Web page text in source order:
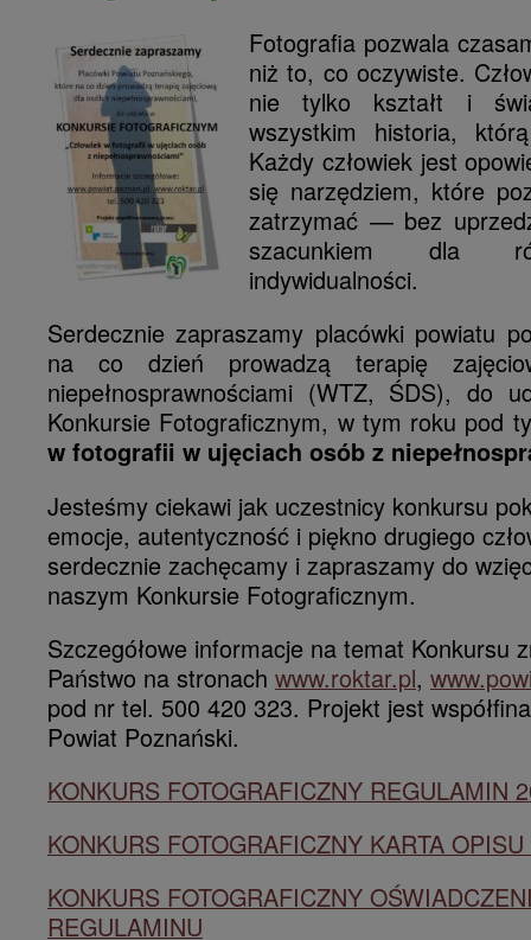
Fotografia pozwala
niż to, co oczywiste.
nie tylko kształt i
wszystkim historia,
Każdy człowiek jest
się narzędziem, które
zatrzymać — bez
szacunkiem dla
indywidualności.
Serdecznie zapraszamy placówki powiatu
na co dzień prowadzą terapię
niepełnosprawnościami (WTZ, ŚDS), do
Konkursie Fotograficznym, w tym roku pod
w fotografii w ujęciach osób z
Jesteśmy ciekawi jak uczestnicy konkursu
emocje, autentyczność i piękno drugiego
serdecznie zachęcamy i zapraszamy do
naszym Konkursie Fotograficznym.
Szczegółowe informacje na temat Konkursu
Państwo na stronach www.roktar.pl,
pod nr tel. 500 420 323. Projekt jest
Powiat Poznański.
KONKURS FOTOGRAFICZNY REGULAMIN
KONKURS FOTOGRAFICZNY KARTA
KONKURS FOTOGRAFICZNY
REGULAMINU